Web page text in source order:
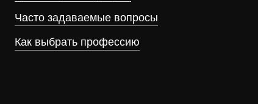
Часто задаваемые вопросы
Как выбрать профессию